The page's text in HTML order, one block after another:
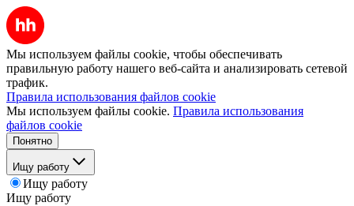
Мы используем файлы cookie, чтобы обеспечивать
правильную работу нашего веб-сайта и анализировать сетевой
трафик.
Правила использования файлов cookie
Мы используем файлы cookie. Правила использования
файлов cookie
Понятно
Ищу работу
Ищу работу
Ищу работу